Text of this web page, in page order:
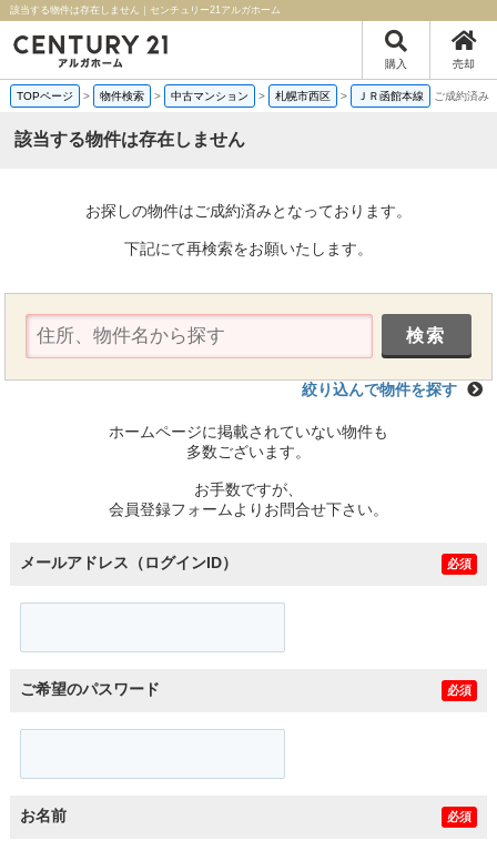
該当する物件は存在しません｜センチュリー21アルガホーム
購入 売却
TOPページ > 物件検索 > 中古マンション > 札幌市西区 > ＪＲ函館本線 ご成約済み
該当する物件は存在しません
お探しの物件はご成約済みとなっております。
下記にて再検索をお願いたします。
絞り込んで物件を探す
ホームページに掲載されていない物件も
多数ございます。
お手数ですが、
会員登録フォームよりお問合せ下さい。
メールアドレス（ログインID） 必須
ご希望のパスワード 必須
お名前 必須